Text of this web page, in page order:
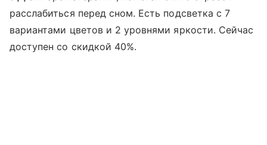
расслабиться перед сном. Есть подсветка с 7
вариантами цветов и 2 уровнями яркости. Сейчас
доступен со скидкой 40%.